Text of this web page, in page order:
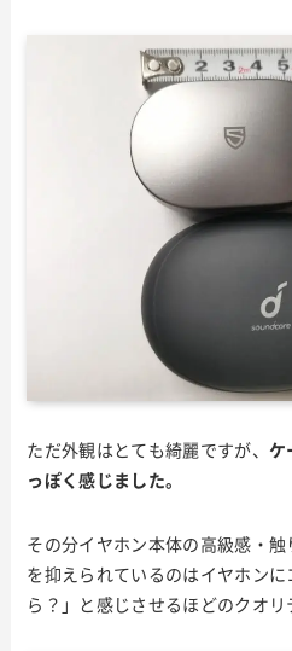
ただ外観はとても綺麗ですが、 ケ
っぽく感じました。
その分イヤホン本体の高級感・
を抑えられているのはイヤホン
ら？」と感じさせるほどのクオリ